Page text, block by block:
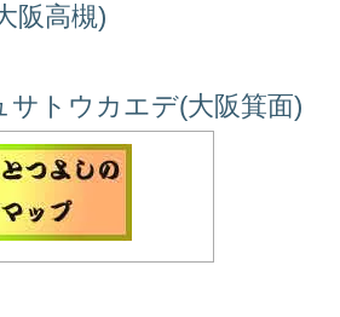
阪高槻)
サトウカエデ(大阪箕面)